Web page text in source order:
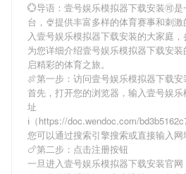
💮导语： 壹号娱乐模拟器下载安装🉑是
台，🍨提供丰富多样的体育赛事和刺
入壹号娱乐模拟器下载安装的大家庭
为您详细介绍壹号娱乐模拟器下载安装
启精彩的体育之旅。
🍖第一步：访问壹号娱乐模拟器下载安
首先，打开您的浏览器，输入壹号娱乐
址
ℹ（https://doc.wendoc.com/
您可以通过搜索引擎搜索或直接输入网
🍗第二步：点击注册按钮
一旦进入壹号娱乐模拟器下载安装官